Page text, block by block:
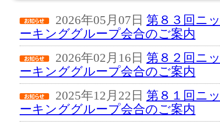
2026年05月07日 第８３回ニ
ーキンググループ会合のご案内
2026年02月16日 第８２回ニ
ーキンググループ会合のご案内
2025年12月22日 第８１回ニ
ーキンググループ会合のご案内